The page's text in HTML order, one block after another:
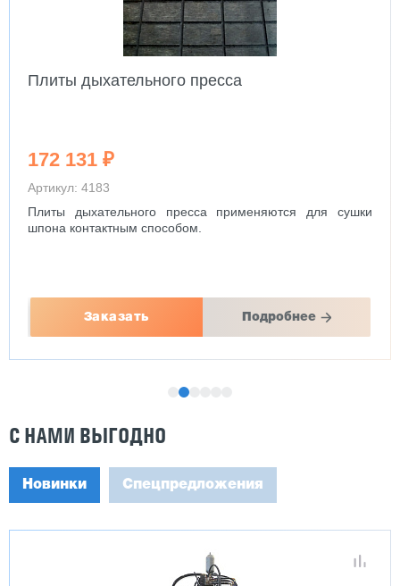
Ремень задней рамы
3 033 ₽
Артикул: 4176
Служит в составе ременного конвейера для шпона
штабелеукладчика
Подробнее
С НАМИ ВЫГОДНО
Новинки Спецпредложения